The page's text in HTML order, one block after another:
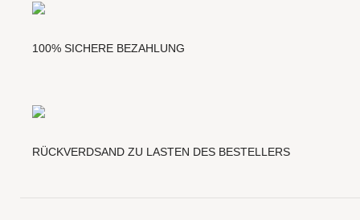
100% SICHERE BEZAHLUNG
RÜCKVERDSAND ZU LASTEN DES BESTELLERS